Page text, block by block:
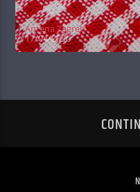
Antena Zagreb
17/04/2020